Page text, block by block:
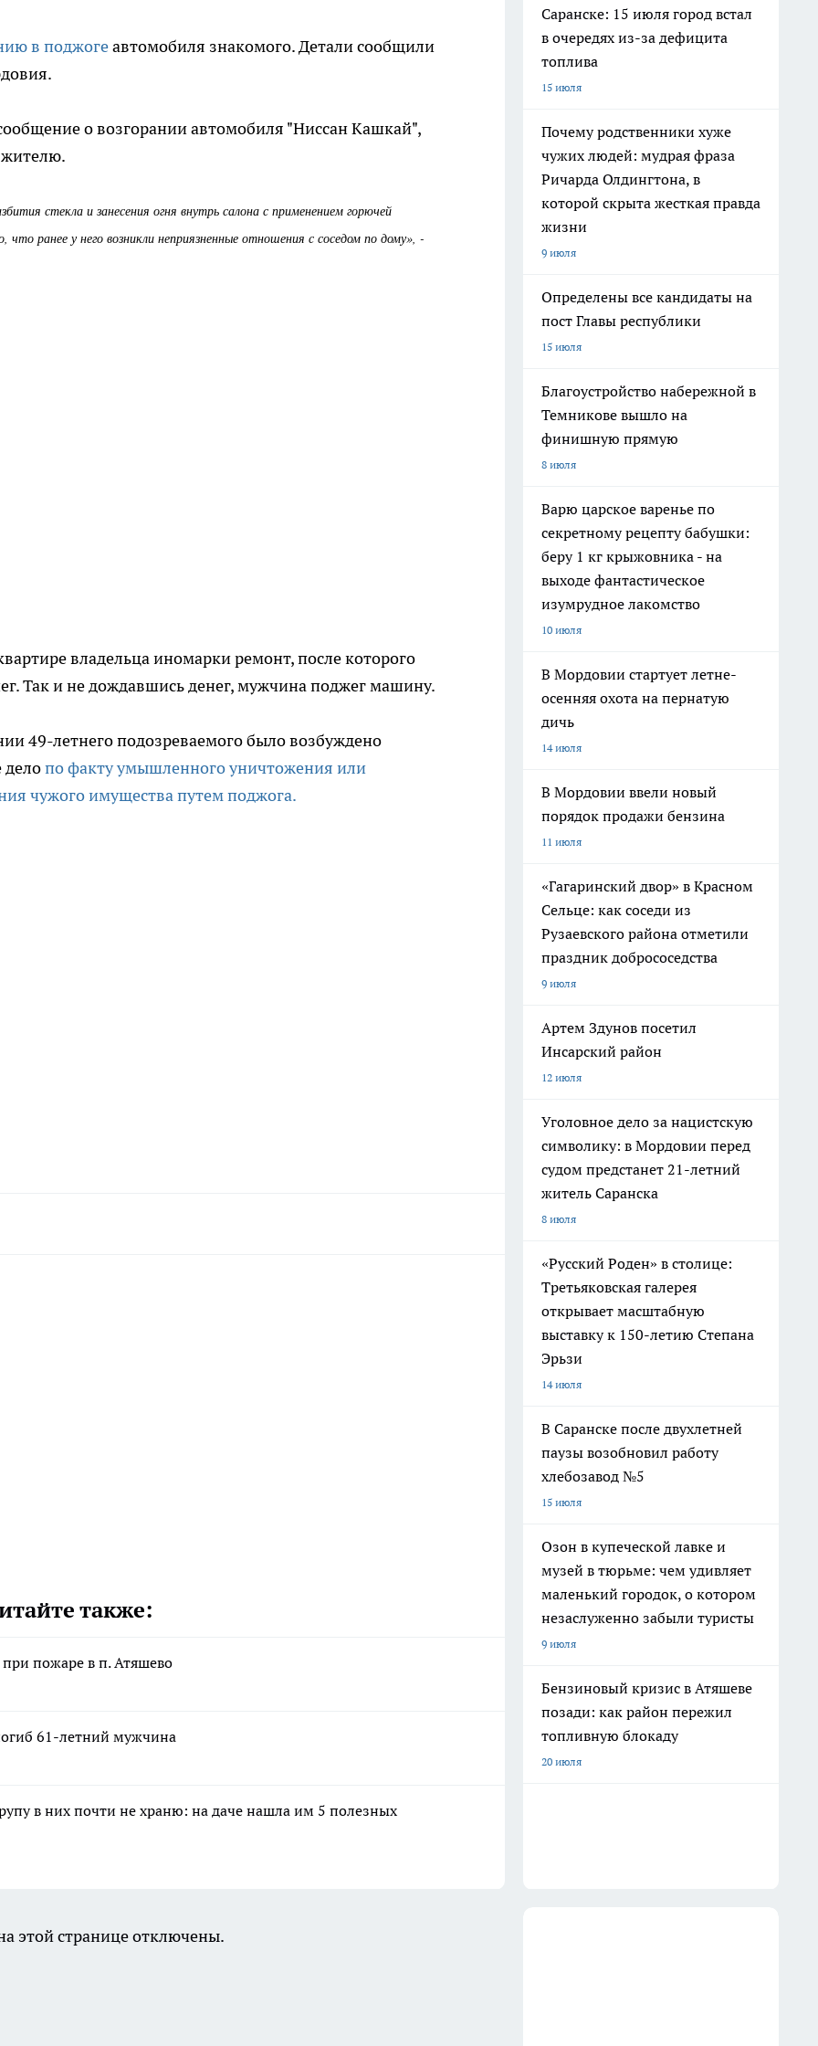
в поджогеавтомобиля знакомого. Детали сообщили
о возгорании автомобиля "Ниссан Кашкай",
стекла и занесения огня внутрь салона с применением горючей
ранее у него возникли неприязненные отношения с соседом по дому», -
владельца иномарки ремонт, после которого
Так и не дождавшись денег, мужчина поджег машину.
49-летнего подозреваемого было возбуждено
делопо факту умышленного уничтожения или
чужого имущества путем поджога.
также:
пожаре в п. Атяшево
61-летний мужчина
в них почти не храню: на даче нашла им 5 полезных
Саранске: 15 июля город встал
в очередях из-за дефицита
топлива
15 июля
Почему родственники хуже
чужих людей: мудрая фраза
Ричарда Олдингтона, в
которой скрыта жесткая правда
жизни
9 июля
Определены все кандидаты на
пост Главы республики
15 июля
Благоустройство набережной в
Темникове вышло на
финишную прямую
8 июля
Варю царское варенье по
секретному рецепту бабушки:
беру 1 кг крыжовника - на
выходе фантастическое
изумрудное лакомство
10 июля
В Мордовии стартует летне-
осенняя охота на пернатую
дичь
14 июля
В Мордовии ввели новый
порядок продажи бензина
11 июля
«Гагаринский двор» в Красном
Сельце: как соседи из
Рузаевского района отметили
праздник добрососедства
9 июля
Артем Здунов посетил
Инсарский район
12 июля
Уголовное дело за нацистскую
символику: в Мордовии перед
судом предстанет 21-летний
житель Саранска
8 июля
«Русский Роден» в столице:
Третьяковская галерея
открывает масштабную
выставку к 150-летию Степана
Эрьзи
14 июля
В Саранске после двухлетней
паузы возобновил работу
хлебозавод №5
15 июля
Озон в купеческой лавке и
музей в тюрьме: чем удивляет
маленький городок, о котором
незаслуженно забыли туристы
9 июля
Бензиновый кризис в Атяшеве
позади: как район пережил
топливную блокаду
20 июля
этой странице отключены.